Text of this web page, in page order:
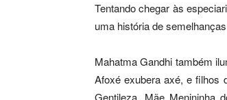
Tentando chegar às
uma história de
Mahatma Gandhi também
Afoxé exubera axé, e filhos
Gentileza, Mãe Menininha